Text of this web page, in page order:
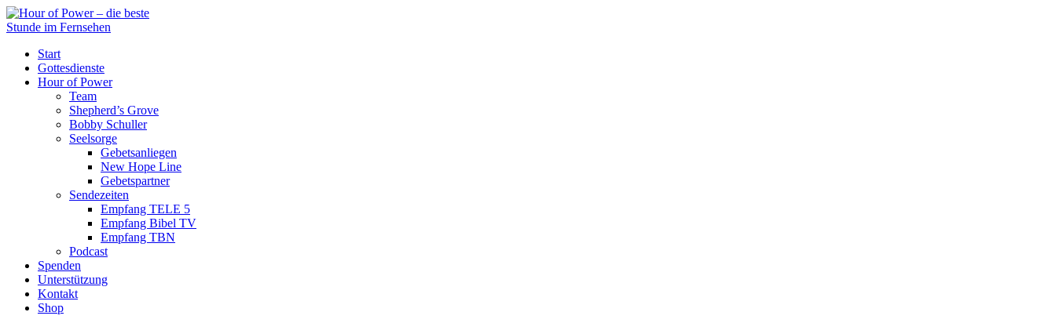
Start
Gottesdienste
Hour of Power
Team
Shepherd’s Grove
Bobby Schuller
Seelsorge
Gebetsanliegen
New Hope Line
Gebetspartner
Sendezeiten
Empfang TELE 5
Empfang Bibel TV
Empfang TBN
Podcast
Spenden
Unterstützung
Kontakt
Shop